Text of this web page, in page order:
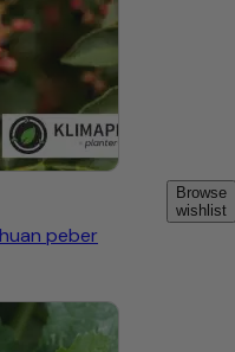
Browse
wishlist
peber